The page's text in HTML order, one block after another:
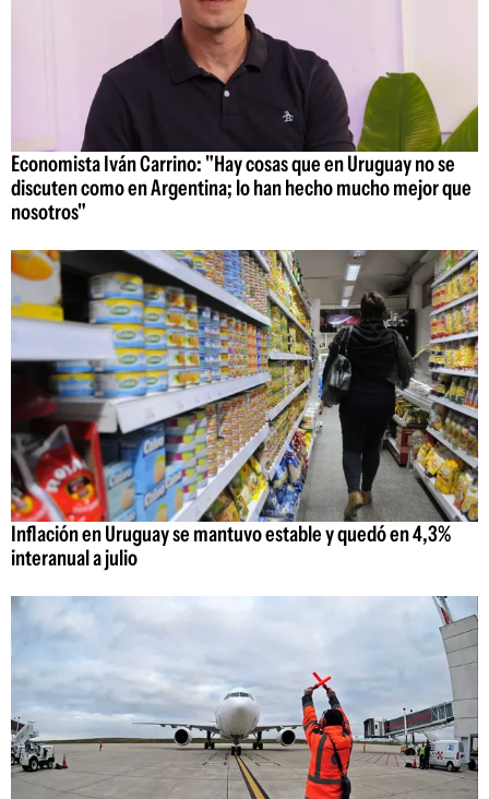
Economista Iván Carrino: "Hay cosas que en Uruguay no se
discuten como en Argentina; lo han hecho mucho mejor que
nosotros"
Inflación en Uruguay se mantuvo estable y quedó en 4,3%
interanual a julio